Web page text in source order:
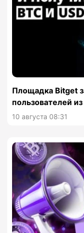
Площадка Bitget
пользователей
10 августа 08:31